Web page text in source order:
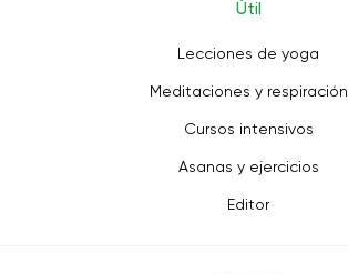
Útil
Lecciones de yoga
Meditaciones y respiración
Cursos intensivos
Asanas y ejercicios
Editor